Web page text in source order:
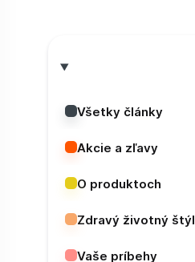
Všetky články
Akcie a zľavy
O produktoch
Zdravý životný štýl
Vaše príbehy